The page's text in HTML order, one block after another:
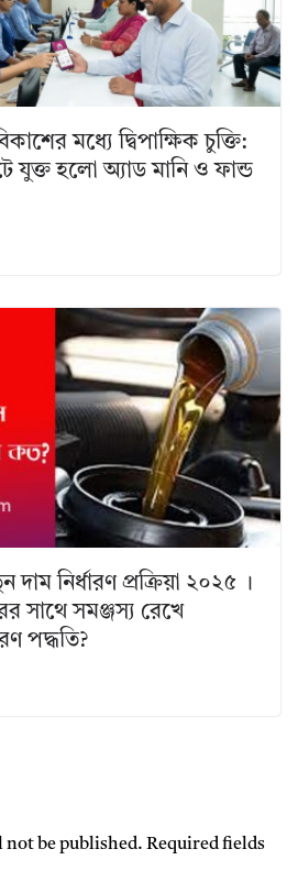
মধ্যে দ্বিপাক্ষিক চুক্তি:
যুক্ত হলো অ্যাড মানি ও ফান্ড
দাম নির্ধারণ প্রক্রিয়া ২০২৫ ।
সাথে সমঞ্জস্য রেখে
পদ্ধতি?
not be published. Required fields